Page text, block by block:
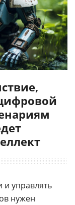
и управлять
нужен